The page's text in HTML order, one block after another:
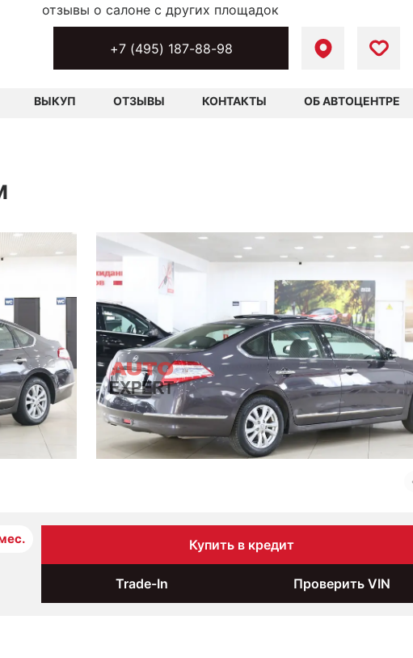
+7 (495) 187-88-98
ВЫКУП ОТЗЫВЫ КОНТАКТЫ ОБ АВТОЦЕНТРЕ
отзывы о салоне с других площадок
Купить в кредит
Trade-In Проверить VIN